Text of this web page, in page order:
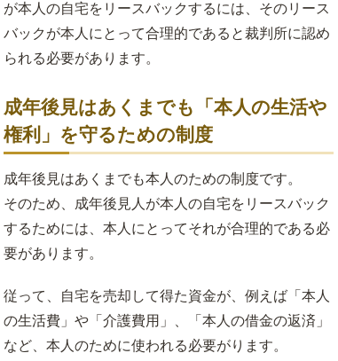
が本人の自宅をリースバックするには、そのリース
バックが本人にとって合理的であると裁判所に認め
られる必要があります。
成年後見はあくまでも「本人の生活や
権利」を守るための制度
成年後見はあくまでも本人のための制度です。
そのため、成年後見人が本人の自宅をリースバック
するためには、本人にとってそれが合理的である必
要があります。
従って、自宅を売却して得た資金が、例えば「本人
の生活費」や「介護費用」、「本人の借金の返済」
など、本人のために使われる必要がります。